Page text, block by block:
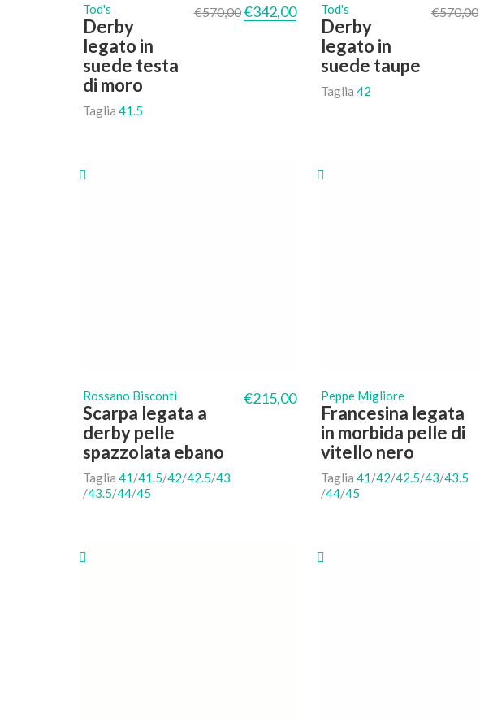
Tod's
Derby
legato in
suede testa
di moro
Taglia 41.5
€570,00Il prezzo originale era: €570,00.
€342,00Il prezzo attuale è: €342,00.
Tod's
Derby
legato in
suede taupe
Taglia 42
€570,00
Rossano Bisconti
Scarpa legata a
derby pelle
spazzolata ebano
Taglia 41/41.5/42/42.5/43
/43.5/44/45
€215,00 Peppe Migliore
Francesina legata
in morbida pelle di
vitello nero
Taglia 41/42/42.5/43/43.5
/44/45